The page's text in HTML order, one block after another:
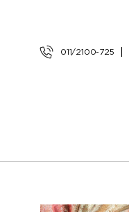
011/2100-725